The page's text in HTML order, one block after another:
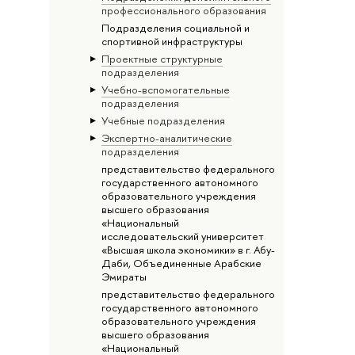
профессионального образования
Подразделения социальной и
спортивной инфраструктуры
Проектные структурные
подразделения
Учебно-вспомогательные
подразделения
Учебные подразделения
Экспертно-аналитические
подразделения
представительство федерального
государственного автономного
образовательного учреждения
высшего образования
«Национальный
исследовательский университет
«Высшая школа экономики» в г. Абу-
Даби, Объединенные Арабские
Эмираты
представительство федерального
государственного автономного
образовательного учреждения
высшего образования
«Национальный